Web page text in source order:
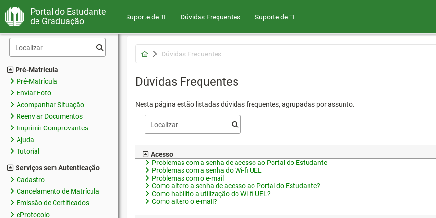
Portal do Estudante
de Graduação
Suporte de TI Dúvidas Frequentes Suporte de TI
Pré-Matrícula
Pré-Matrícula
Enviar Foto
Acompanhar Situação
Reenviar Documentos
Imprimir Comprovantes
Ajuda
Tutorial
Serviços sem Autenticação
Cadastro
Cancelamento de Matrícula
Emissão de Certificados
eProtocolo
Dúvidas Frequentes
Dúvidas Frequentes
Nesta página estão listadas dúvidas frequentes, agrupadas por assunto.
Acesso
Problemas com a senha de acesso ao Portal do Estudante
Problemas com a senha do Wi-fi UEL
Problemas com o e-mail
Como altero a senha de acesso ao Portal do Estudante?
Como habilito a utilização do Wi-fi UEL?
Como altero o e-mail?